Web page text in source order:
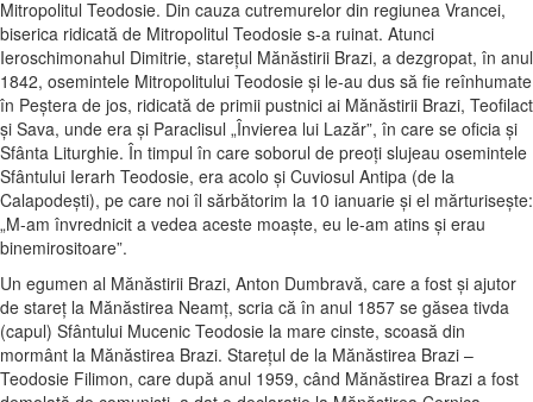
Mitropolitul Teodosie. Din cauza cutremurelor din regiunea Vrancei,
biserica ridicată de Mitropolitul Teodosie s-a ruinat. Atunci
Ieroschimonahul Dimitrie, stareţul Mănăstirii Brazi, a dezgropat, în anul
1842, osemintele Mitropolitului Teodosie şi le-au dus să fie reînhumate
în Peştera de jos, ridicată de primii pustnici ai Mănăstirii Brazi, Teofilact
şi Sava, unde era şi Paraclisul „Învierea lui Lazăr”, în care se oficia şi
Sfânta Liturghie. În timpul în care soborul de preoţi slujeau osemintele
Sfântului Ierarh Teodosie, era acolo şi Cuviosul Antipa (de la
Calapodeşti), pe care noi îl sărbătorim la 10 ianuarie şi el mărturiseşte:
„M-am învrednicit a vedea aceste moaşte, eu le-am atins şi erau
binemirositoare”.
Un egumen al Mănăstirii Brazi, Anton Dumbravă, care a fost şi ajutor
de stareţ la Mănăstirea Neamţ, scria că în anul 1857 se găsea tivda
(capul) Sfântului Mucenic Teodosie la mare cinste, scoasă din
mormânt la Mănăstirea Brazi. Stareţul de la Mănăstirea Brazi –
Teodosie Filimon, care după anul 1959, când Mănăstirea Brazi a fost